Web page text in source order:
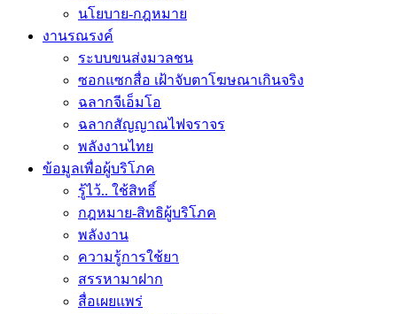
นโยบาย-กฎหมาย
งานรณรงค์
ระบบขนส่งมวลชน
ซอกแซกสื่อ เฝ้าจับตาโฆษณาเกินจริง
ฉลากจีเอ็มโอ
ฉลากสัญญาณไฟจราจร
พลังงานไทย
ข้อมูลเพื่อผู้บริโภค
รู้ไว้.. ใช้สิทธิ์
กฎหมาย-สิทธิผู้บริโภค
พลังงาน
ความรู้การใช้ยา
สรรหามาฝาก
สื่อเผยแพร่